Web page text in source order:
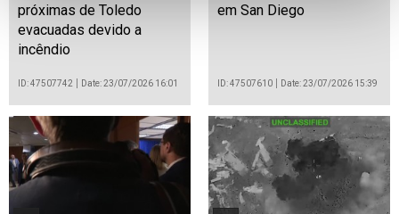
próximas de Toledo
evacuadas devido a
incêndio
ID: 47507742 Date: 23/07/2026 16:01
em San Diego
ID: 47507610 Date: 23/07/2026 15:39